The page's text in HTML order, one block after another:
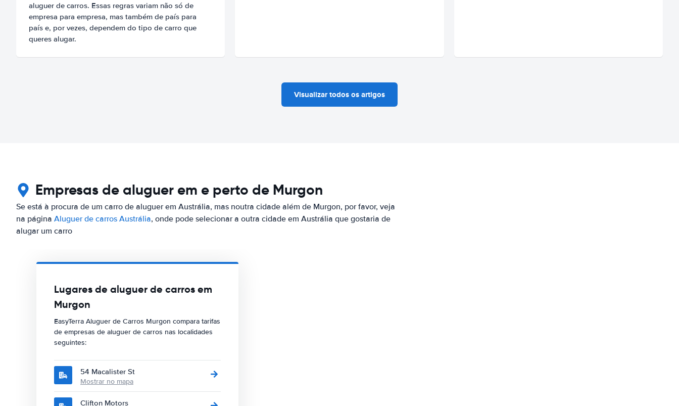
aluguer de carros. Essas regras variam não só de
empresa para empresa, mas também de país para
país e, por vezes, dependem do tipo de carro que
queres alugar.
Visualizar todos os artigos
Empresas de aluguer em e perto de Murgon
Se está à procura de um carro de aluguer em Austrália, mas noutra cidade além de Murgon, por favor, veja
na página Aluguer de carros Austrália, onde pode selecionar a outra cidade em Austrália que gostaria de
alugar um carro
Lugares de aluguer de carros em
Murgon
EasyTerra Aluguer de Carros Murgon compara tarifas
de empresas de aluguer de carros nas localidades
seguintes:
54 Macalister St
Mostrar no mapa
Clifton Motors